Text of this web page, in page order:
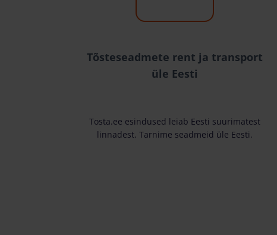
Tõsteseadmete rent ja transport
üle Eesti
Tosta.ee esindused leiab Eesti suurimatest
linnadest. Tarnime seadmeid üle Eesti.